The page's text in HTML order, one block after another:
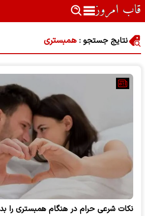
نتایج جستجو : همبستری
نکات شرعی حرام در هنگام همبستری را